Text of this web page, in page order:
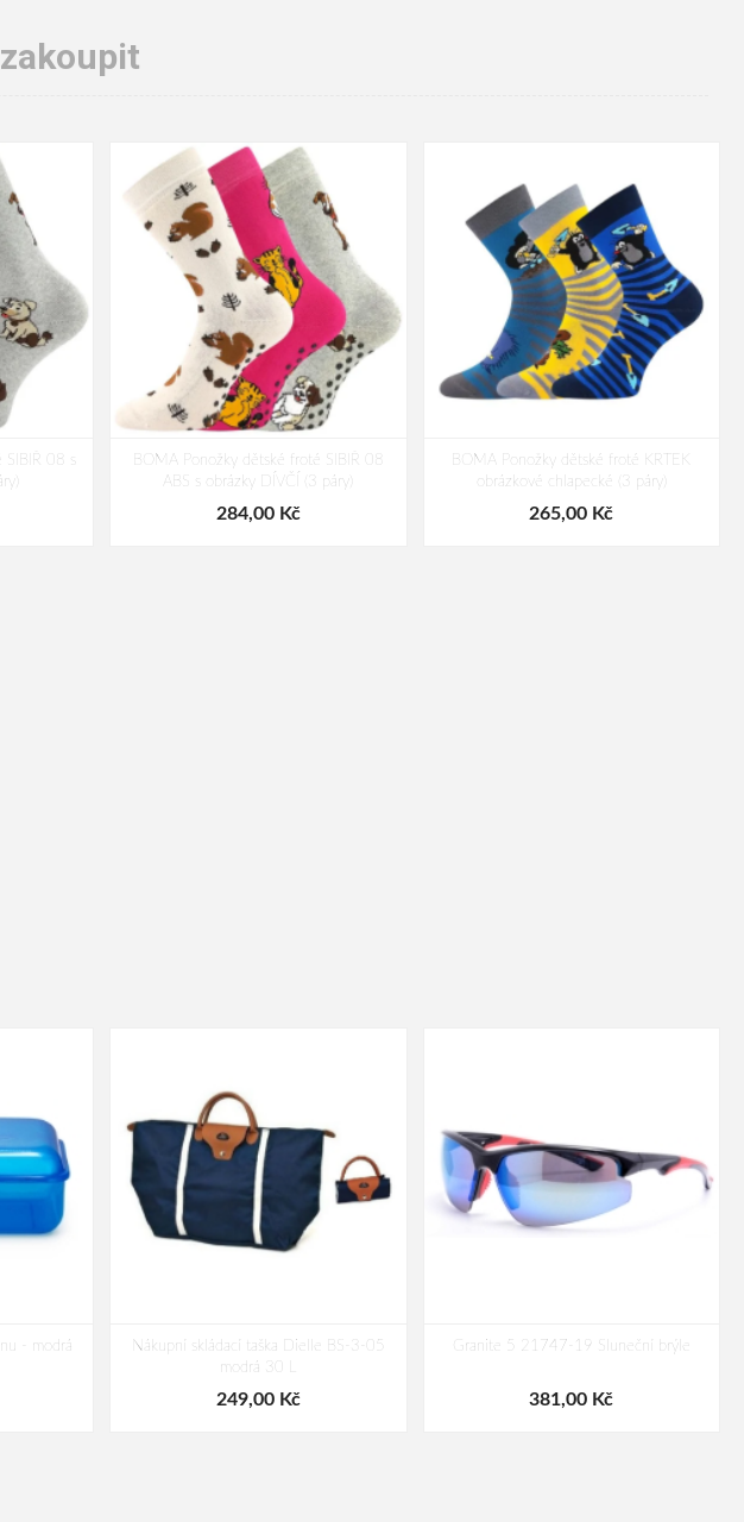
08 s
BOMA Ponožky dětské froté SIBIŘ 08
ABS s obrázky DÍVČÍ (3 páry)
284,00 Kč
BOMA Ponožky dětské froté KRTEK
obrázkové chlapecké (3 páry)
265,00 Kč
- modrá
Nákupní skládací taška Dielle BS-3-05
modrá 30 L
249,00 Kč
Granite 5 21747-19 Sluneční brýle
381,00 Kč